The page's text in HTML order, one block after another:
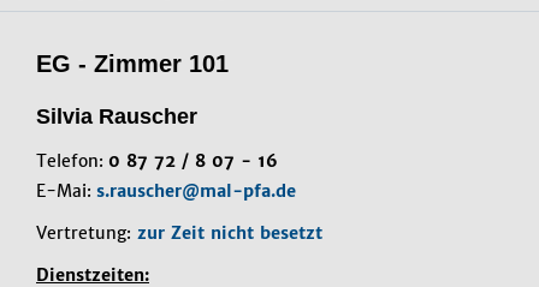
EG - Zimmer 101
Silvia Rauscher
Telefon: 0 87 72 / 8 07 - 16
E-Mai: s.rauscher@mal-pfa.de
Vertretung: zur Zeit nicht besetzt
Dienstzeiten: